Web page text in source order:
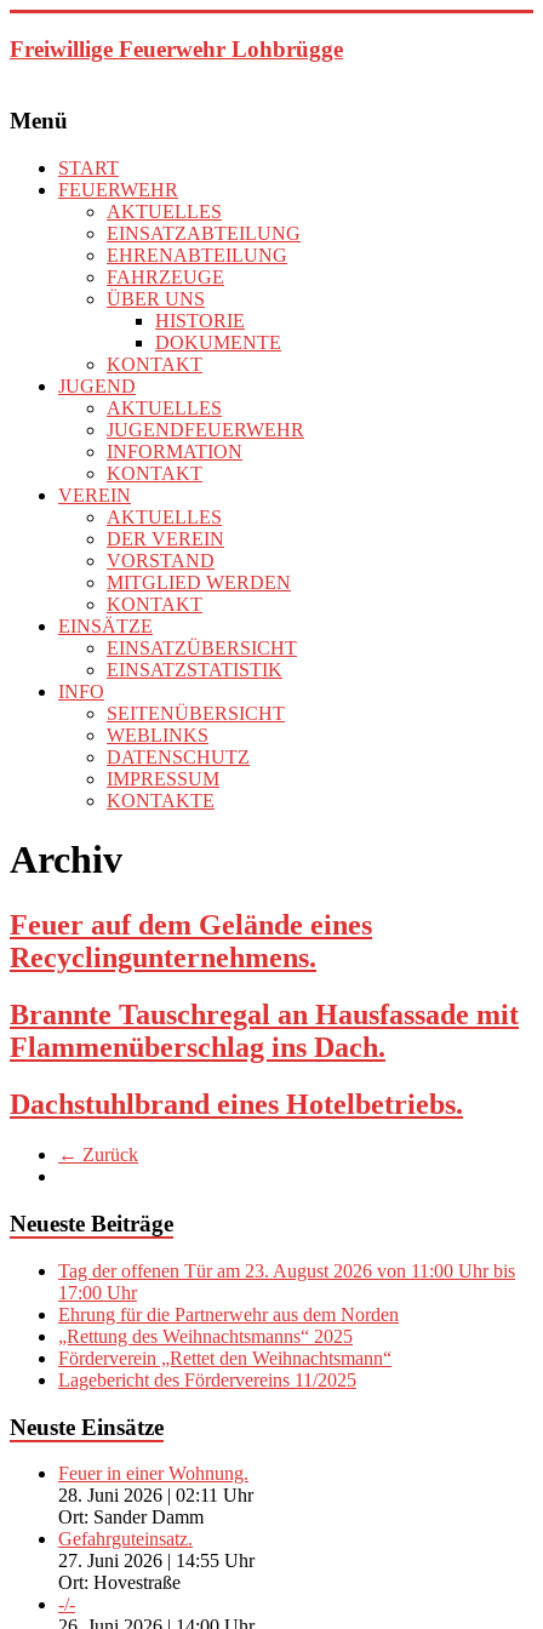
Inhalt
springen
Freiwillige Feuerwehr Lohbrügge
Menü
START
FEUERWEHR
AKTUELLES
EINSATZABTEILUNG
EHRENABTEILUNG
FAHRZEUGE
ÜBER UNS
HISTORIE
DOKUMENTE
KONTAKT
JUGEND
AKTUELLES
JUGENDFEUERWEHR
INFORMATION
KONTAKT
VEREIN
AKTUELLES
DER VEREIN
VORSTAND
MITGLIED WERDEN
KONTAKT
EINSÄTZE
EINSATZÜBERSICHT
EINSATZSTATISTIK
INFO
SEITENÜBERSICHT
WEBLINKS
DATENSCHUTZ
IMPRESSUM
KONTAKTE
Archiv
Feuer auf dem Gelände eines
Recyclingunternehmens.
Brannte Tauschregal an Hausfassade mit
Flammenüberschlag ins Dach.
Dachstuhlbrand eines Hotelbetriebs.
← Zurück
Neueste Beiträge
Tag der offenen Tür am 23. August 2026 von 11:00 Uhr bis
17:00 Uhr
Ehrung für die Partnerwehr aus dem Norden
„Rettung des Weihnachtsmanns“ 2025
Förderverein „Rettet den Weihnachtsmann“
Lagebericht des Fördervereins 11/2025
Neuste Einsätze
Feuer in einer Wohnung.
28. Juni 2026 | 02:11 Uhr
Ort: Sander Damm
Gefahrguteinsatz.
27. Juni 2026 | 14:55 Uhr
Ort: Hovestraße
-/-